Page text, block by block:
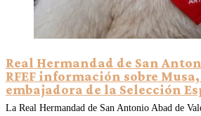
Real Hermandad de San
RFEF información sobre
embajadora de la Selección
La Real Hermandad de San Antonio Abad de